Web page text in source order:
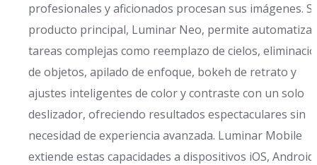
profesionales y aficionados procesan sus imágenes.
producto principal, Luminar Neo, permite automatizar
tareas complejas como reemplazo de cielos,
de objetos, apilado de enfoque, bokeh de retrato y
ajustes inteligentes de color y contraste con un solo
deslizador, ofreciendo resultados espectaculares sin
necesidad de experiencia avanzada. Luminar Mobile
extiende estas capacidades a dispositivos iOS, Android